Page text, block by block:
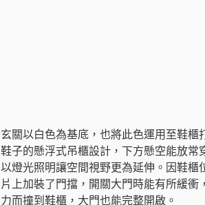
玄關以白色為基底，也將此色運用至鞋櫃
鞋子的懸浮式吊櫃設計，下方懸空能放常
以燈光照明讓空間視野更為延伸。因鞋櫃
片上加裝了門擋，開關大門時能有所緩衝
力而撞到鞋櫃，大門也能完整開啟。